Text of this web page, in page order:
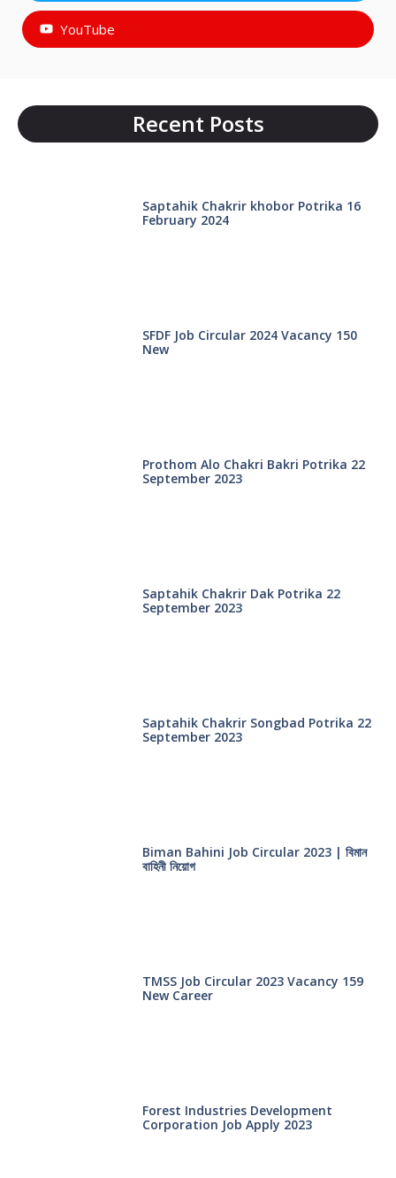
YouTube
Recent Posts
Saptahik Chakrir khobor Potrika 16
February 2024
SFDF Job Circular 2024 Vacancy 150
New
Prothom Alo Chakri Bakri Potrika 22
September 2023
Saptahik Chakrir Dak Potrika 22
‍September 2023
Saptahik Chakrir Songbad Potrika 22
September 2023
Biman Bahini Job Circular 2023 | বিমান
বাহিনী নিয়োগ
TMSS Job Circular 2023 Vacancy 159
New Career
Forest Industries Development
Corporation Job Apply 2023